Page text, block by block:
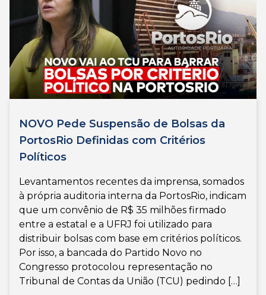
NOVO Pede Suspensão de Bolsas da
PortosRio Definidas com Critérios
Políticos
Levantamentos recentes da imprensa, somados
à própria auditoria interna da PortosRio, indicam
que um convênio de R$ 35 milhões firmado
entre a estatal e a UFRJ foi utilizado para
distribuir bolsas com base em critérios políticos.
Por isso, a bancada do Partido Novo no
Congresso protocolou representação no
Tribunal de Contas da União (TCU) pedindo […]